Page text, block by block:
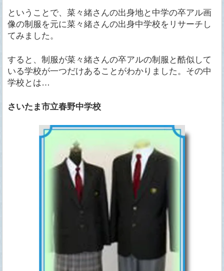
ということで、菜々緒さんの出身地と中学の卒アル画
像の制服を元に菜々緒さんの出身中学校をリサーチし
てみました。
すると、制服が菜々緒さんの卒アルの制服と酷似して
いる学校が一つだけあることがわかりました。その中
学校とは…
さいたま市立春野中学校